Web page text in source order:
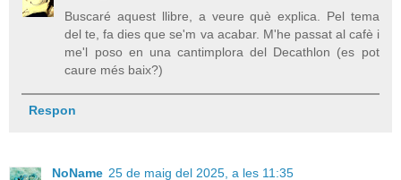
Buscaré aquest llibre, a veure què explica. Pel tema
del te, fa dies que se'm va acabar. M'he passat al cafè i
me'l poso en una cantimplora del Decathlon (es pot
caure més baix?)
Respon
NoName 25 de maig del 2025, a les 11:35